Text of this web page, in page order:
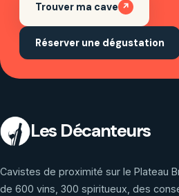
Trouver ma cave ↗
Réserver une dégustation
Les Décanteurs
Cavistes de proximité sur le Plateau
de 600 vins, 300 spiritueux, des